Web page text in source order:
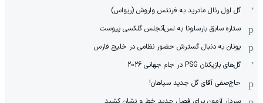
گل اول رئال مادرید به فرنتس واروش (ریواس)
ستاره سابق بارسلونا به لس‌آنجلس گلکسی پیوست
یونان به دنبال گسترش حضور نظامی در خلیج فارس
گل‌های بازیکنان PSG در جام جهانی 2026
حاج‌صفی آقای گل جدید سپاهان!